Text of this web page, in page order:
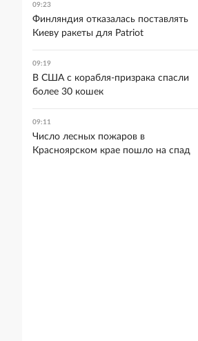
09:23
Финляндия отказалась поставлять
Киеву ракеты для Patriot
09:19
В США с корабля-призрака спасли
более 30 кошек
09:11
Число лесных пожаров в
Красноярском крае пошло на спад